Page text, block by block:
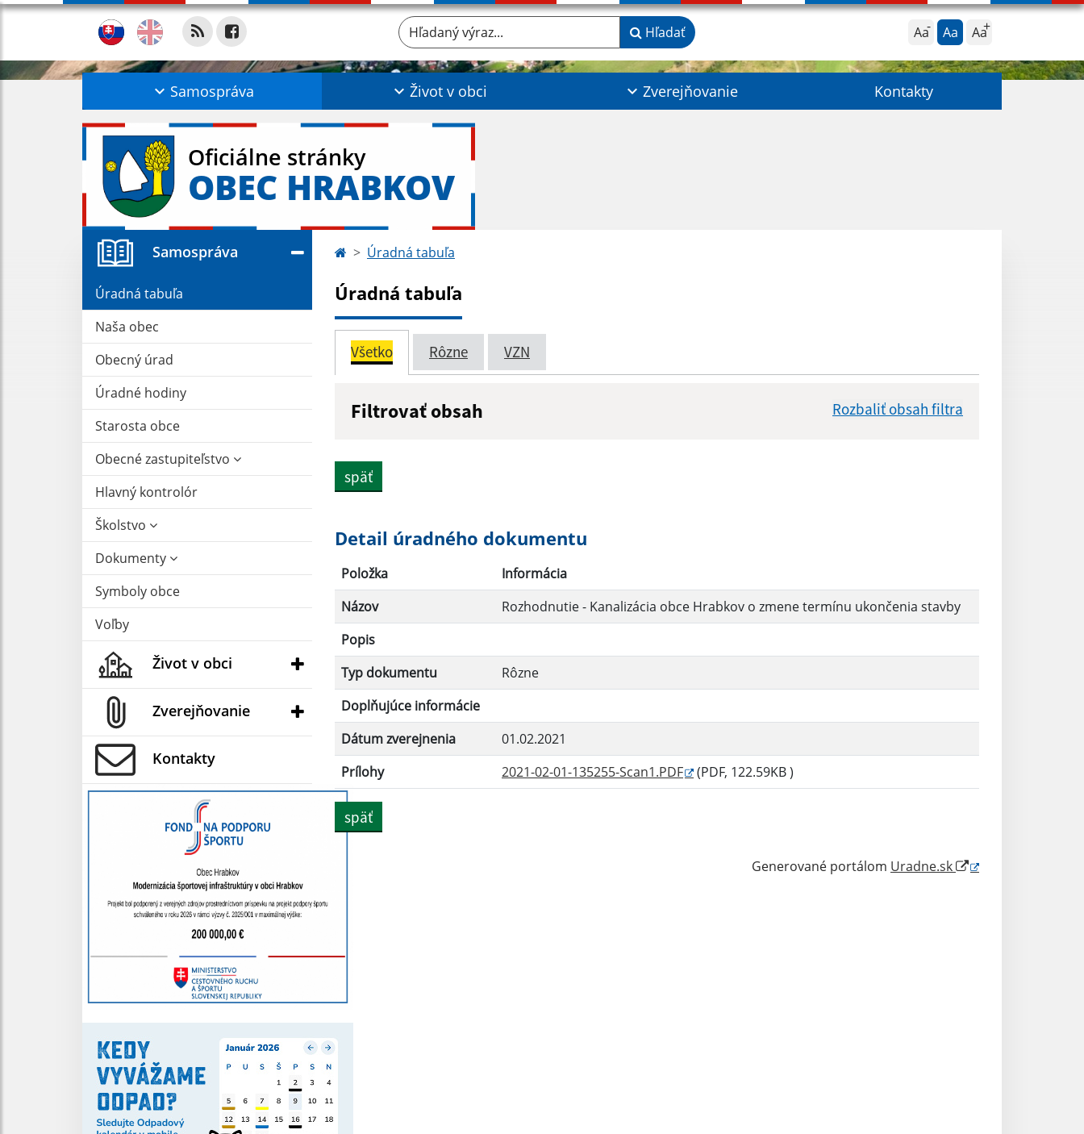
Aa Aa Aa
Hľadaný výraz... Hľadať
Samospráva Život v obci Zverejňovanie Kontakty
Oficiálne stránky
OBEC HRABKOV
Samospráva
Úradná tabuľa
Naša obec
Obecný úrad
Úradné hodiny
Starosta obce
Obecné zastupiteľstvo
Hlavný kontrolór
Školstvo
Dokumenty
Symboly obce
Voľby
Život v obci
Zverejňovanie
Kontakty
Úradná tabuľa
Úradná tabuľa
Všetko Rôzne VZN
Filtrovať obsah Rozbaliť obsah filtra
Filtrovať Reset
späť
Detail úradného dokumentu
Položka
Informácia
Názov
Rozhodnutie - Kanalizácia obce Hrabkov o zmene termínu ukončenia stavby
Popis
Typ dokumentu
Rôzne
Doplňujúce informácie
Dátum zverejnenia
01.02.2021
Prílohy
2021-02-01-135255-Scan1.PDF (PDF, 122.59KB )
späť
Generované portálom Uradne.sk